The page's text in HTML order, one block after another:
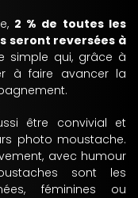
2 % de toutes les
seront reversées à
simple qui, grâce à
à faire avancer la
être convivial et
photo moustache.
avec humour
sont les
féminines ou